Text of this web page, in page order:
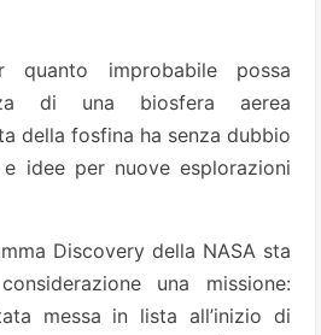
improbabile possa
di una biosfera aerea
della fosfina ha senza dubbio
idee per nuove esplorazioni
Discovery della NASA sta
una missione:
messa in lista all’inizio di